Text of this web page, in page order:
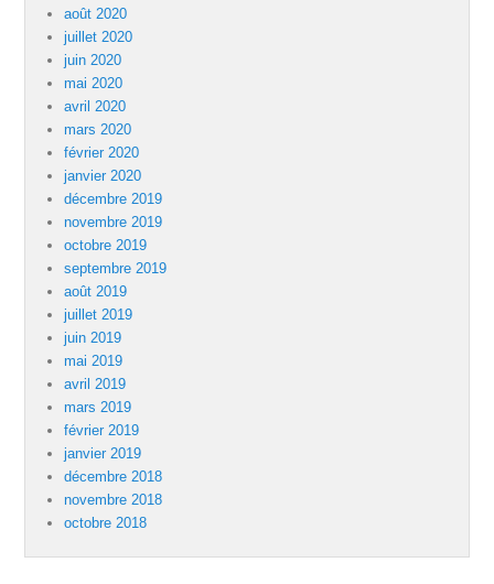
août 2020
juillet 2020
juin 2020
mai 2020
avril 2020
mars 2020
février 2020
janvier 2020
décembre 2019
novembre 2019
octobre 2019
septembre 2019
août 2019
juillet 2019
juin 2019
mai 2019
avril 2019
mars 2019
février 2019
janvier 2019
décembre 2018
novembre 2018
octobre 2018